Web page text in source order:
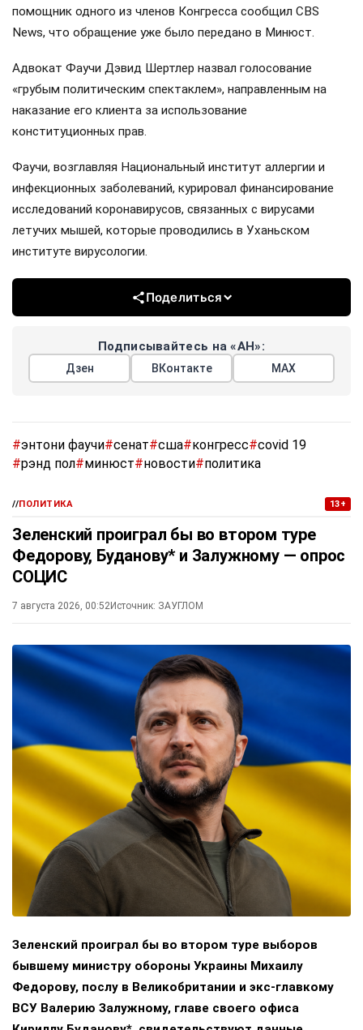
помощник одного из членов Конгресса сообщил CBS
News, что обращение уже было передано в Минюст.
Адвокат Фаучи Дэвид Шертлер назвал голосование
«грубым политическим спектаклем», направленным на
наказание его клиента за использование
конституционных прав.
Фаучи, возглавляя Национальный институт аллергии и
инфекционных заболеваний, курировал финансирование
исследований коронавирусов, связанных с вирусами
летучих мышей, которые проводились в Уханьском
институте вирусологии.
Поделиться
Подписывайтесь на «АН»:
Дзен ВКонтакте МАХ
#энтони фаучи#сенат#сша#конгресс#covid 19
#рэнд пол#минюст#новости#политика
//ПОЛИТИКА 13+
Зеленский проиграл бы во втором туре
Федорову, Буданову* и Залужному — опрос
СОЦИС
7 августа 2026, 00:52Источник: ЗАУГЛОМ
Зеленский проиграл бы во втором туре выборов
бывшему министру обороны Украины Михаилу
Федорову, послу в Великобритании и экс-главкому
ВСУ Валерию Залужному, главе своего офиса